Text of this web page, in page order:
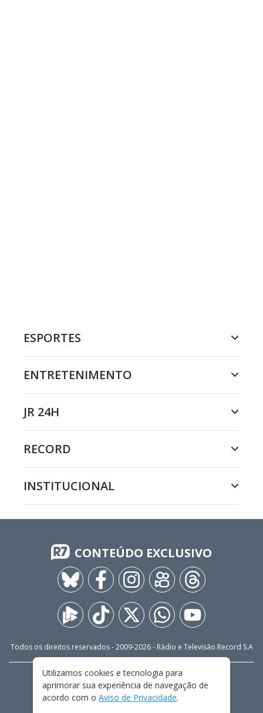
ESPORTES
ENTRETENIMENTO
JR 24H
RECORD
INSTITUCIONAL
CONTEÚDO EXCLUSIVO
Todos os direitos reservados - 2009-2026- Rádio e Televisão Record S.A
FALE CONOSCO
PRIVACIDADE
TERMOS E CONDIÇÕES DE USO
Utilizamos cookies e tecnologia para
aprimorar sua experiência de navegação de
acordo com o Aviso de Privacidade.